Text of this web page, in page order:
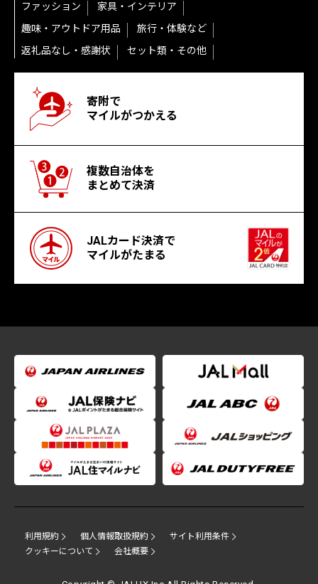
ファッション
家具・インテリア
趣味・アウトドア用品
旅行・体験など
返礼品なし・感謝状
セット類・その他
寄附で
マイルがつかえる
複数自治体を
まとめて決済
JALカード決済で
マイルがたまる
利用規約 個人情報取扱規約
サイト利用条件
クッキーについて
会社概要